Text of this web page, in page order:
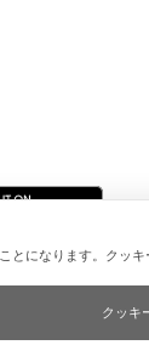
とになります。クッ
クッキ